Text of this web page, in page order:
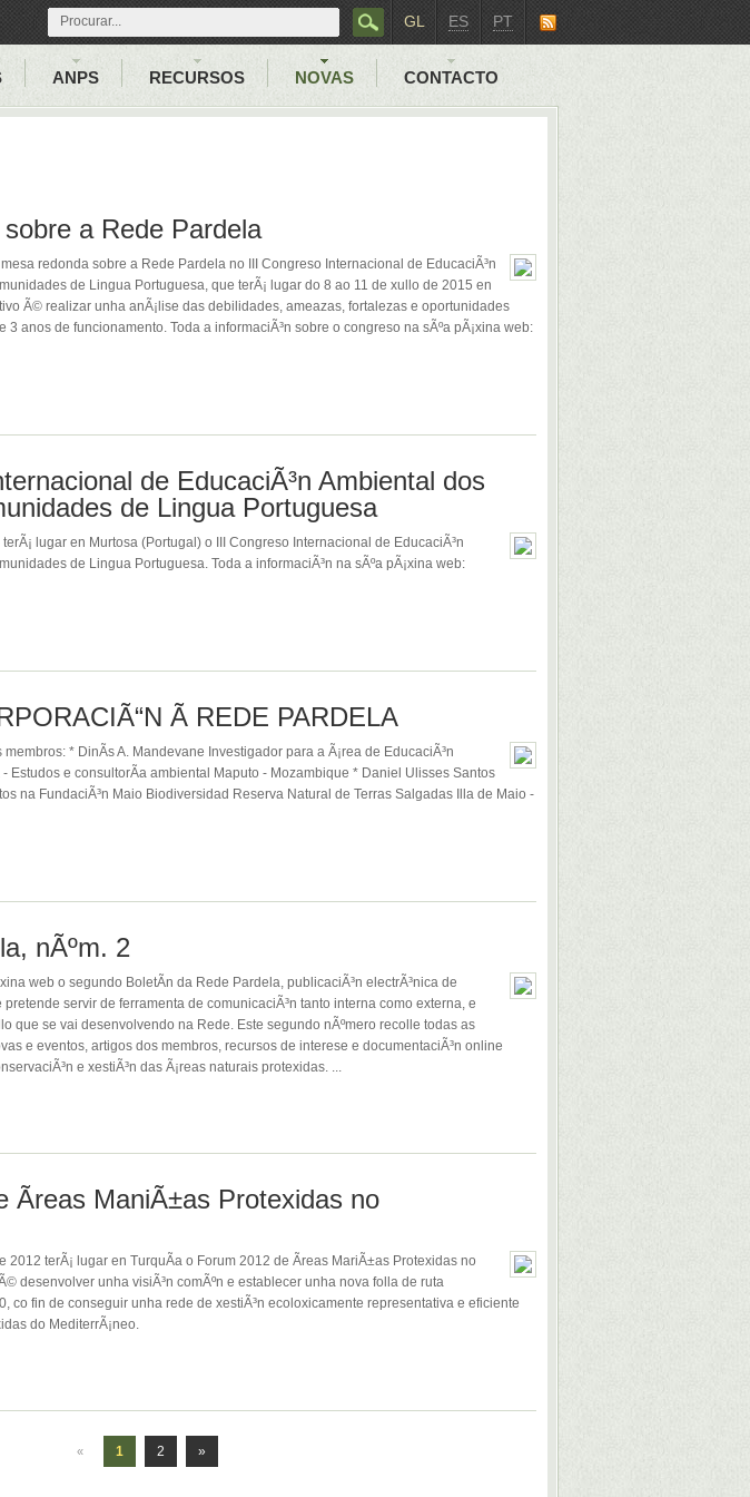
PT
ES
GL
ANPS RECURSOS NOVAS CONTACTO
a Rede Pardela
redonda sobre a Rede Pardela no III Congreso Internacional de EducaciÃ³n
de Lingua Portuguesa, que terÃ¡ lugar do 8 ao 11 de xullo de 2015 en
Ã© realizar unha anÃ¡lise das debilidades, ameazas, fortalezas e oportunidades
3 anos de funcionamento. Toda a informaciÃ³n sobre o congreso na sÃºa pÃ¡xina web:
de EducaciÃ³n Ambiental dos
de Lingua Portuguesa
lugar en Murtosa (Portugal) o III Congreso Internacional de EducaciÃ³n
de Lingua Portuguesa. Toda a informaciÃ³n na sÃºa pÃ¡xina web:
Ã REDE PARDELA
* DinÃ­s A. Mandevane Investigador para a Ã¡rea de EducaciÃ³n
Estudos e consultorÃ­a ambiental Maputo - Mozambique * Daniel Ulisses Santos
na FundaciÃ³n Maio Biodiversidad Reserva Natural de Terras Salgadas Illa de Maio -
nÃºm. 2
web o segundo BoletÃ­n da Rede Pardela, publicaciÃ³n electrÃ³nica de
servir de ferramenta de comunicaciÃ³n tanto interna como externa, e
que se vai desenvolvendo na Rede. Este segundo nÃºmero recolle todas as
e eventos, artigos dos membros, recursos de interese e documentaciÃ³n online
e xestiÃ³n das Ã¡reas naturais protexidas. ...
Ãreas ManiÃ±as Protexidas no
2012 terÃ¡ lugar en TurquÃ­a o Forum 2012 de Ãreas MariÃ±as Protexidas no
desenvolver unha visiÃ³n comÃºn e establecer unha nova folla de ruta
co fin de conseguir unha rede de xestiÃ³n ecoloxicamente representativa e eficiente
do MediterrÃ¡neo.
« 1 2 »